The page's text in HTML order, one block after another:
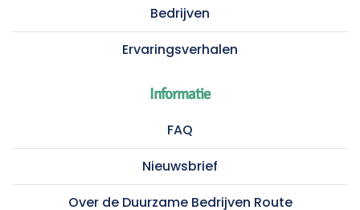
Bedrijven
Ervaringsverhalen
Informatie
FAQ
Nieuwsbrief
Over de Duurzame Bedrijven Route